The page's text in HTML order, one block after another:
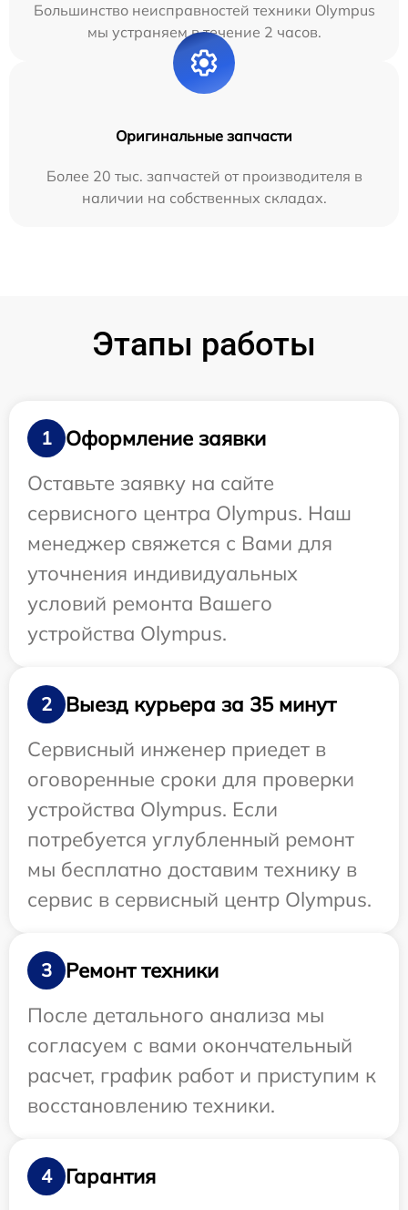
Большинство неисправностей техники Olympus
мы устраняем в течение 2 часов.
Оригинальные запчасти
Более 20 тыс. запчастей от производителя в
наличии на собственных складах.
Этапы работы
1
Оформление заявки
Оставьте заявку на сайте
сервисного центра Olympus. Наш
менеджер свяжется с Вами для
уточнения индивидуальных
условий ремонта Вашего
устройства Olympus.
2
Выезд курьера за 35 минут
Сервисный инженер приедет в
оговоренные сроки для проверки
устройства Olympus. Если
потребуется углубленный ремонт
мы бесплатно доставим технику в
сервис в сервисный центр Olympus.
3
Ремонт техники
После детального анализа мы
согласуем с вами окончательный
расчет, график работ и приступим к
восстановлению техники.
4
Гарантия